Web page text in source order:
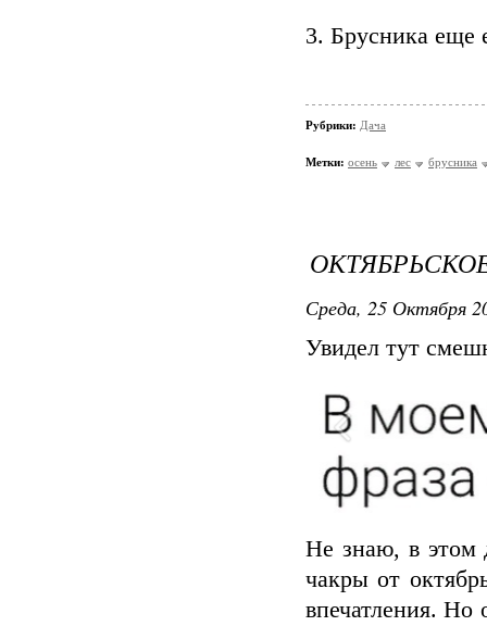
3. Брусника еще
Рубрики: Дача
Метки: осень лес брусника
Среда, 25 Октября
Увидел тут
Не знаю, в этом
чакры от
впечатления.